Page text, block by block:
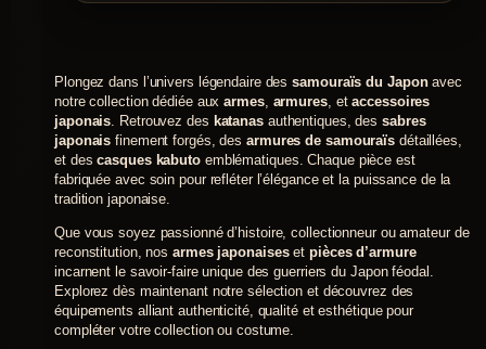
Plongez dans l’univers légendaire dessamouraïs du Japonavec
notre collection dédiée auxarmes, armures, etaccessoires
japonais. Retrouvez des katanasauthentiques, dessabres
japonais finement forgés, desarmures de samouraïs détaillées,
et descasques kabutoemblématiques. Chaque pièce est
fabriquée avec soin pour refléter l’élégance et la puissance de la
tradition japonaise.
Que vous soyez passionné d’histoire, collectionneur ou amateur de
reconstitution, nosarmes japonaisesetpièces d’armure
incarnent le savoir-faire unique des guerriers du Japon féodal.
Explorez dès maintenant notre sélection et découvrez des
équipements alliant authenticité, qualité et esthétique pour
compléter votre collection ou costume.